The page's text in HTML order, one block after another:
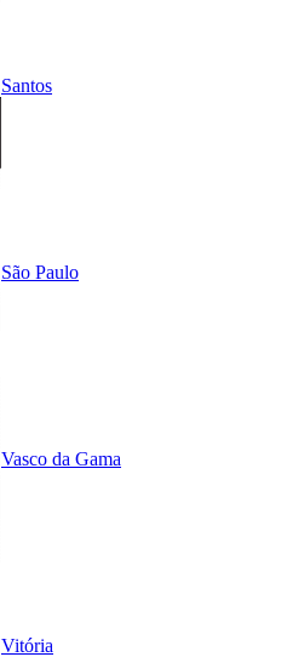
Santos
São Paulo
Vasco da Gama
Vitória